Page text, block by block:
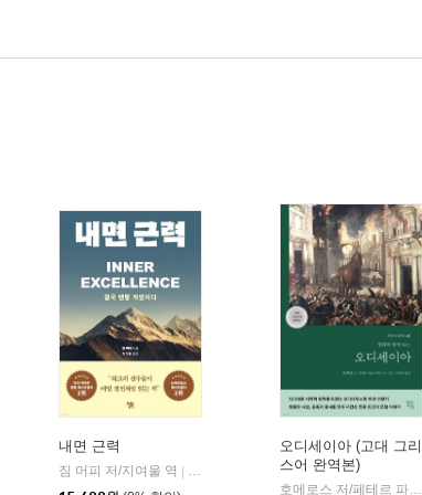
자음과모음
내면 근력
짐 머피 저/지여울 역
윌북(willbook)
오디세이아 (고대 그리
스어 완역본)
호메로스 저/페테르 파울 루벤스 그림/박문재 역